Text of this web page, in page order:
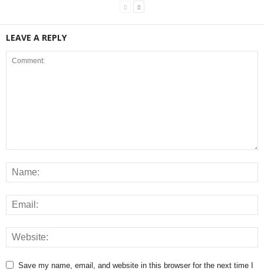
LEAVE A REPLY
Save my name, email, and website in this browser for the next time I